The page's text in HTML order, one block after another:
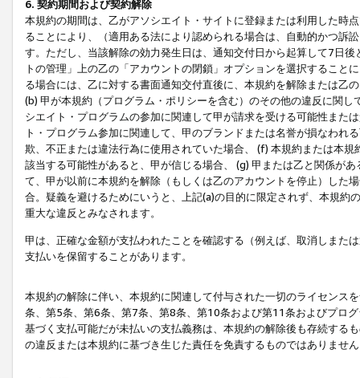
6. 契約期間および契約解除
本規約の期間は、乙がアソシエイト・サイトに登録または利用した時
ることにより、（適用ある法により認められる場合は、自動的かつ訴
す。ただし、当該解除の効力発生日は、通知交付日から起算して7日
トの管理」上の乙の「アカウントの閉鎖」オプションを選択するこ
る場合には、乙に対する書面通知交付直後に、本規約を解除または乙
(b) 甲が本規約（プログラム・ポリシーを含む）のその他の違反に関
シエイト・プログラムの参加に関連して甲が請求を受ける可能性また
ト・プログラム参加に関連して、甲のブランドまたは名誉が損なわれ
欺、不正または違法行為に使用されていた場合、 (f) 本規約または本
該当する可能性があると、甲が信じる場合、 (g) 甲または乙と関係が
て、甲が以前に本規約を解除（もしくは乙のアカウントを停止）した
合。疑義を避けるためにいうと、上記(a)の目的に限定されず、本規
重大な違反とみなされます。
甲は、正確な金額が支払われたことを確認する（例えば、取消しまた
支払いを保留することがあります。
本規約の解除に伴い、本規約に関連して付与された一切のライセンス
条、第5条、第6条、第7条、第8条、第10条および第11条およびプロ
基づく支払可能だが未払いの支払義務は、本規約の解除後も存続する
の違反または本規約に基づき生じた責任を免責するものではありませ